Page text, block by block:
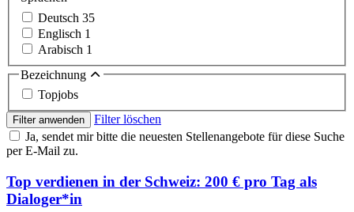
Deutsch 35
Englisch 1
Arabisch 1
Bezeichnung
Topjobs
Filter anwenden
Filter löschen
Ja, sendet mir bitte die neuesten Stellenangebote für diese Suche
per E-Mail zu.
Top verdienen in der Schweiz: 200 € pro Tag als
Dialoger*in